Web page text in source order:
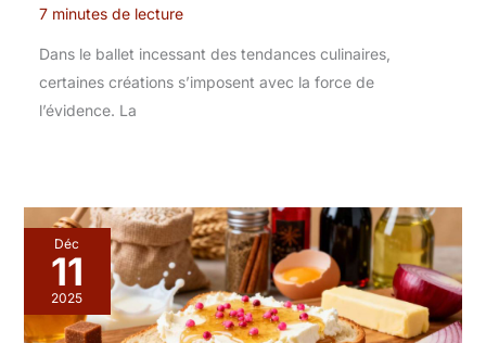
7 minutes de lecture
Dans le ballet incessant des tendances culinaires,
certaines créations s’imposent avec la force de
l’évidence. La
Déc
11
2025